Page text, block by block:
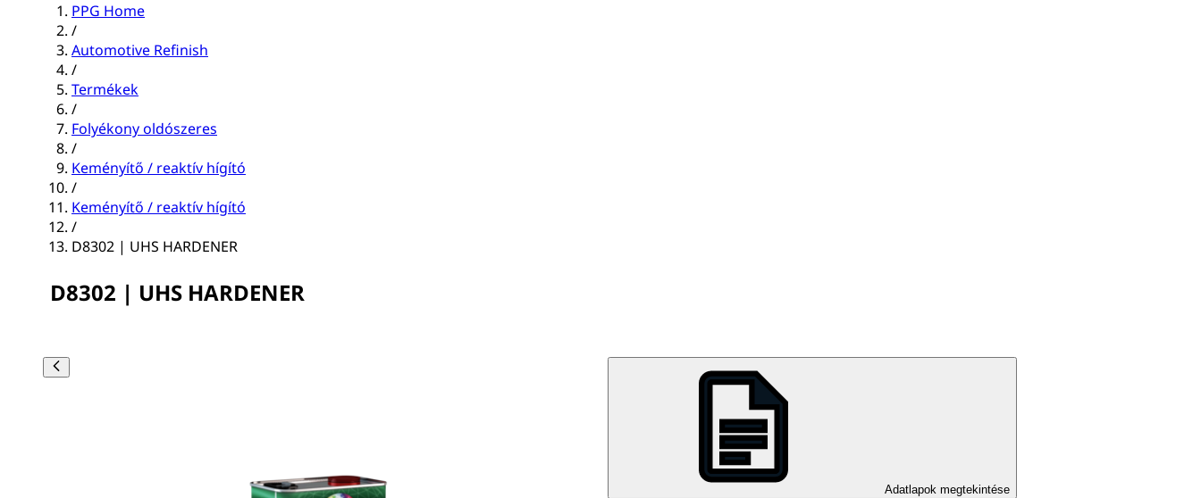
PPG Home
/
Automotive Refinish
/
Termékek
/
Folyékony oldószeres
/
Keményítő / reaktív hígító
/
Keményítő / reaktív hígító
/
D8302 | UHS HARDENER
D8302 | UHS HARDENER
Adatlapok megtekintése